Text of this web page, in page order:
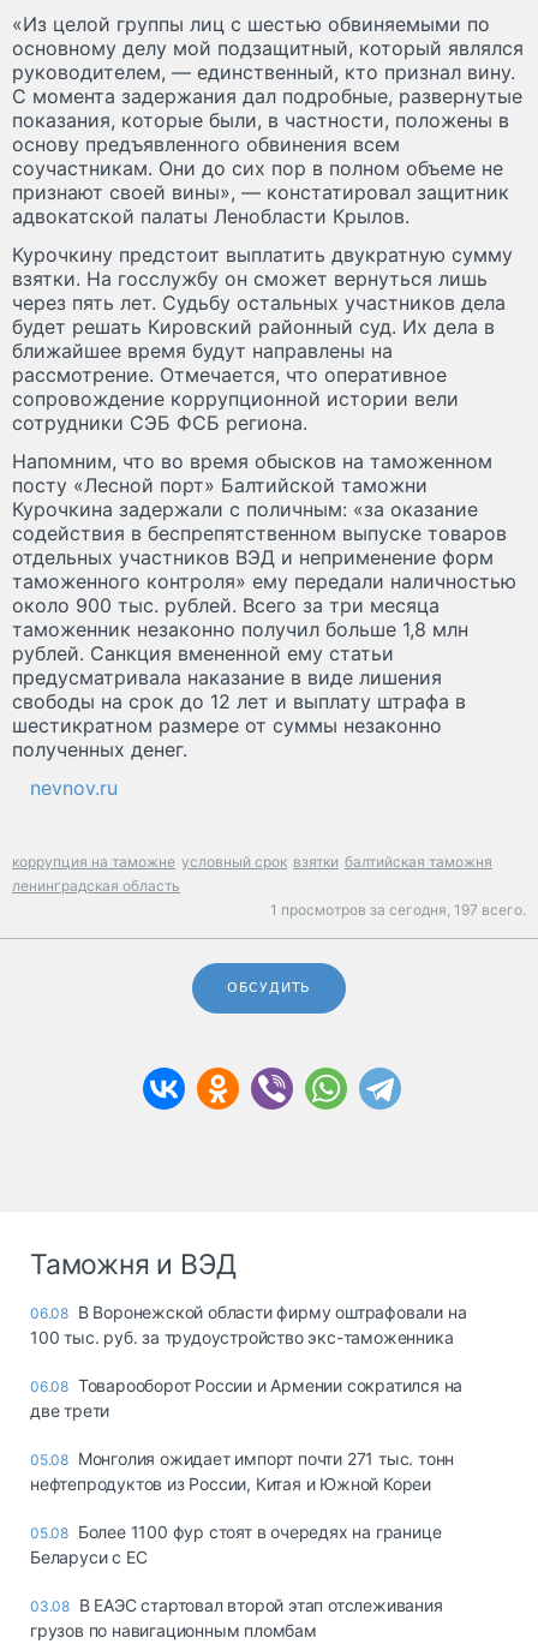
«Из целой группы лиц с шестью обвиняемыми по
основному делу мой подзащитный, который являлся
руководителем, — единственный, кто признал вину.
С момента задержания дал подробные, развернутые
показания, которые были, в частности, положены в
основу предъявленного обвинения всем
соучастникам. Они до сих пор в полном объеме не
признают своей вины», — констатировал защитник
адвокатской палаты Ленобласти Крылов.
Курочкину предстоит выплатить двукратную сумму
взятки. На госслужбу он сможет вернуться лишь
через пять лет. Судьбу остальных участников дела
будет решать Кировский районный суд. Их дела в
ближайшее время будут направлены на
рассмотрение. Отмечается, что оперативное
сопровождение коррупционной истории вели
сотрудники СЭБ ФСБ региона.
Напомним, что во время обысков на таможенном
посту «Лесной порт» Балтийской таможни
Курочкина задержали с поличным: «за оказание
содействия в беспрепятственном выпуске товаров
отдельных участников ВЭД и неприменение форм
таможенного контроля» ему передали наличностью
около 900 тыс. рублей. Всего за три месяца
таможенник незаконно получил больше 1,8 млн
рублей. Санкция вмененной ему статьи
предусматривала наказание в виде лишения
свободы на срок до 12 лет и выплату штрафа в
шестикратном размере от суммы незаконно
полученных денег.
nevnov.ru
коррупция на таможне условный срок взятки балтийская таможня
ленинградская область
1 просмотров за сегодня, 197 всего.
ОБСУДИТЬ
Таможня и ВЭД
06.08 В Воронежской области фирму оштрафовали на
100 тыс. руб. за трудоустройство экс-таможенника
06.08 Товарооборот России и Армении сократился на
две трети
05.08 Монголия ожидает импорт почти 271 тыс. тонн
нефтепродуктов из России, Китая и Южной Кореи
05.08 Более 1100 фур стоят в очередях на границе
Беларуси с ЕС
03.08 В ЕАЭС стартовал второй этап отслеживания
грузов по навигационным пломбам